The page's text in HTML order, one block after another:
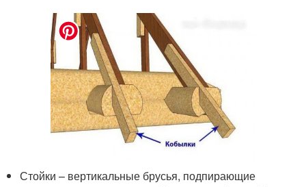
Стойки – вертикальные брусья, подпирающие